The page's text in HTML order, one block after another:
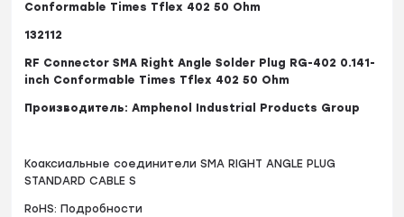
Conformable Times Tflex 402 50 Ohm
132112
RF Connector SMA Right Angle Solder Plug RG-402 0.141-
inch Conformable Times Tflex 402 50 Ohm
Производитель: Amphenol Industrial Products Group
Коаксиальные соединители SMA RIGHT ANGLE PLUG
STANDARD CABLE S
RoHS: Подробности